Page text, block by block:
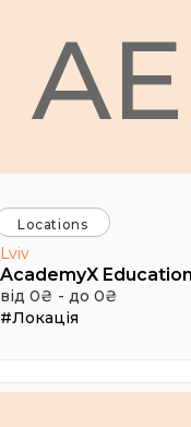
AE
Locations
Lviv
від 0₴ - до 0₴
#Локація